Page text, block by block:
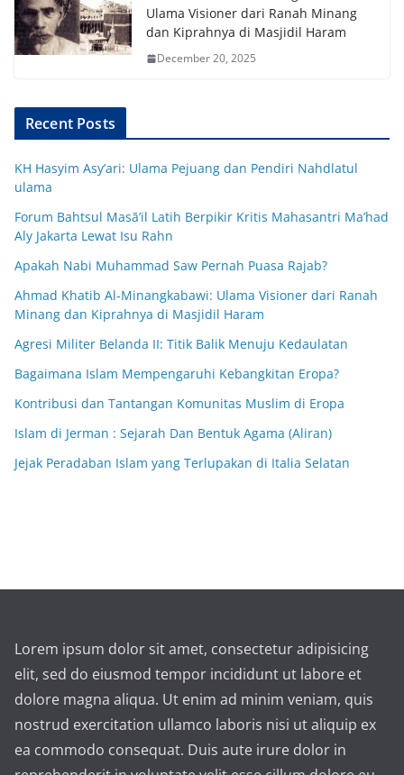
Ulama Visioner dari Ranah Minang
dan Kiprahnya di Masjidil Haram
December 20, 2025
Recent Posts
KH Hasyim Asy’ari: Ulama Pejuang dan Pendiri Nahdlatul
ulama
Forum Bahtsul Masā’il Latih Berpikir Kritis Mahasantri Ma’had
Aly Jakarta Lewat Isu Rahn
Apakah Nabi Muhammad Saw Pernah Puasa Rajab?
Ahmad Khatib Al-Minangkabawi: Ulama Visioner dari Ranah
Minang dan Kiprahnya di Masjidil Haram
Agresi Militer Belanda II: Titik Balik Menuju Kedaulatan
Bagaimana Islam Mempengaruhi Kebangkitan Eropa?
Kontribusi dan Tantangan Komunitas Muslim di Eropa
Islam di Jerman : Sejarah Dan Bentuk Agama (Aliran)
Jejak Peradaban Islam yang Terlupakan di Italia Selatan
Lorem ipsum dolor sit amet, consectetur adipisicing
elit, sed do eiusmod tempor incididunt ut labore et
dolore magna aliqua. Ut enim ad minim veniam, quis
nostrud exercitation ullamco laboris nisi ut aliquip ex
ea commodo consequat. Duis aute irure dolor in